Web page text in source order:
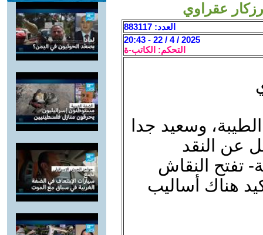
عقراوي
العدد: 883117
2025 / 4 / 22 - 20:43
التحكم: الكاتب-ة
وسعيد جدا
عن النقد
تفتح النقاش
هناك أساليب